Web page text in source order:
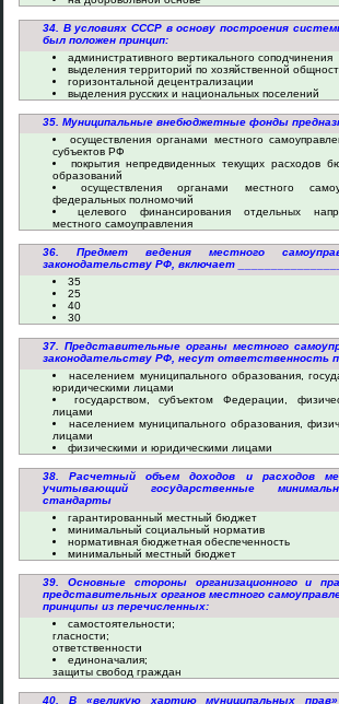
34. В условиях СССР в основу построения
был положен принцип:
административного вертикального соподчинения
выделения территорий по хозяйственной
горизонтальной децентрализации
выделения русских и национальных поселений
35. Муниципальные внебюджетные фонды
осуществления органами местного
субъектов РФ
покрытия непредвиденных текущих расходов
образований
осуществления органами местного
федеральных полномочий
целевого финансирования отдельных
местного самоуправления
36. Предмет ведения местного
законодательству РФ, включает
35
25
40
30
37. Представительные органы местного
законодательству РФ, несут ответственность
населением муниципального образования,
юридическими лицами
государством, субъектом Федерации,
лицами
населением муниципального образования,
лицами
физическими и юридическими лицами
38. Расчетный объем доходов и расходов
учитывающий государственные
стандарты
гарантированный местный бюджет
минимальный социальный норматив
нормативная бюджетная обеспеченность
минимальный местный бюджет
39. Основные стороны организационного и
представительных органов местного
принципы из перечисленных:
самостоятельности;
гласности;
ответственности
единоначалия;
защиты свобод граждан
40. В «великую хартию муниципальных